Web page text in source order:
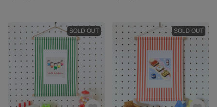
SOLD OUT SOLD OUT